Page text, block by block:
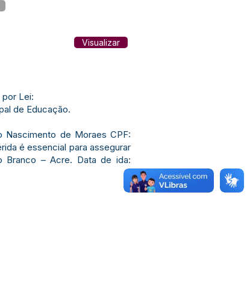
Visualizar
por Lei:
de Educação.
Nascimento de Moraes CPF:
é essencial para assegurar
Branco – Acre. Data de ida: